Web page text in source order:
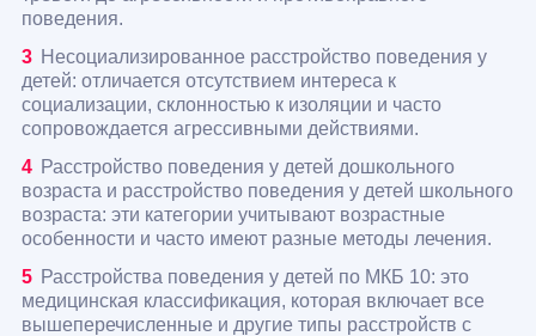
поведения.
Несоциализированное расстройство поведения у
детей: отличается отсутствием интереса к
социализации, склонностью к изоляции и часто
сопровождается агрессивными действиями.
Расстройство поведения у детей дошкольного
возраста и расстройство поведения у детей школьного
возраста: эти категории учитывают возрастные
особенности и часто имеют разные методы лечения.
Расстройства поведения у детей по МКБ 10: это
медицинская классификация, которая включает все
вышеперечисленные и другие типы расстройств с